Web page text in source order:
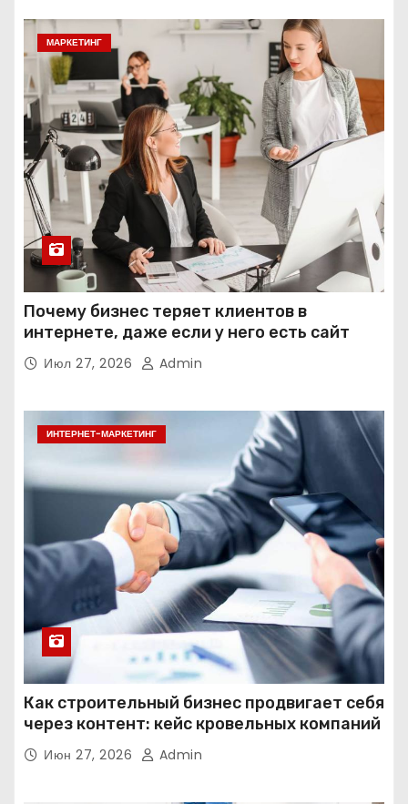
МАРКЕТИНГ
Почему бизнес теряет клиентов в
интернете, даже если у него есть сайт
Июл 27, 2026 Admin
ИНТЕРНЕТ-МАРКЕТИНГ
Как строительный бизнес продвигает себя
через контент: кейс кровельных компаний
Июн 27, 2026 Admin